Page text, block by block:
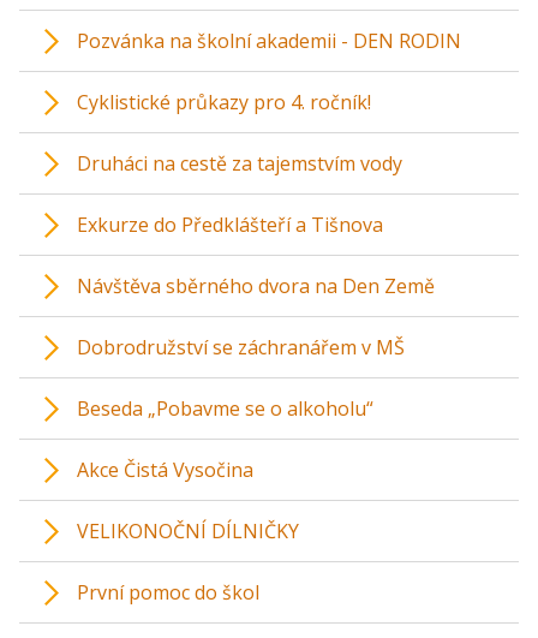
Pozvánka na školní akademii - DEN RODIN
Cyklistické průkazy pro 4. ročník!
Druháci na cestě za tajemstvím vody
Exkurze do Předklášteří a Tišnova
Návštěva sběrného dvora na Den Země
Dobrodružství se záchranářem v MŠ
Beseda „Pobavme se o alkoholu“
Akce Čistá Vysočina
VELIKONOČNÍ DÍLNIČKY
První pomoc do škol